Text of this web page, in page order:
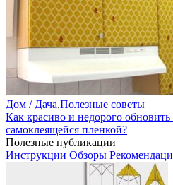
Дом / Дача,Полезные советы
Как красиво и недорого
самоклеящейся пленкой?
Полезные публикации
Инструкции Обзоры